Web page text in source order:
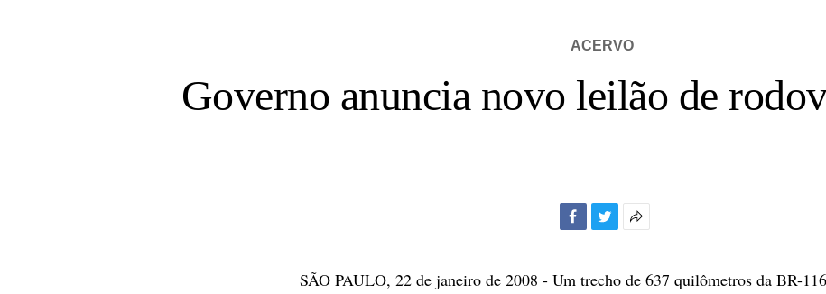
ACERVO
Governo anuncia novo leilão de
compartilhamento
SÃO PAULO, 22 de janeiro de 2008 - Um trecho de 637 quilômetros da BR-